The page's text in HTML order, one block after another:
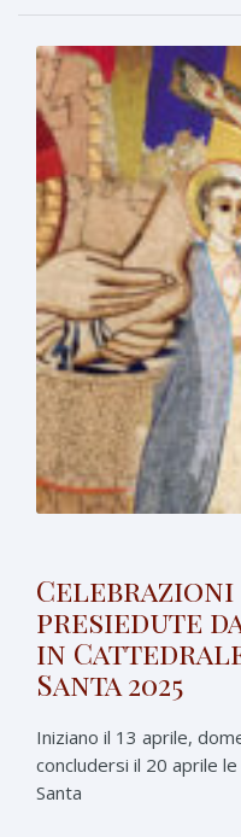
presiedute
in
Santa 2025
Iniziano il 13 aprile,
concludersi il 20 aprile
Santa